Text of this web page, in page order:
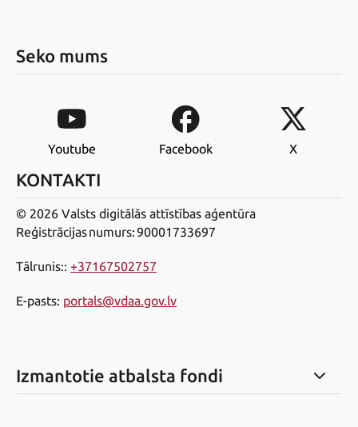
Seko mums
Youtube Facebook X
KONTAKTI
© 2026 Valsts digitālās attīstības aģentūra
Reģistrācijas numurs: 90001733697
Tālrunis:: +37167502757
E-pasts: portals@vdaa.gov.lv
Izmantotie atbalsta fondi